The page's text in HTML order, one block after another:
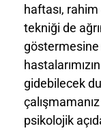
haftası, rahim
tekniği de
gidebilecek
psikolojik